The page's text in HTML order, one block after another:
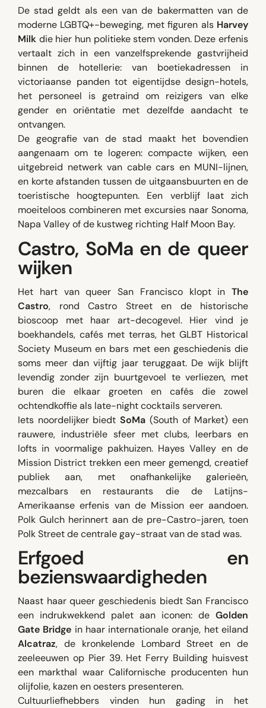
De stad geldt als een van de bakermatten van de
moderne LGBTQ+-beweging, met figuren als Harvey
Milk die hier hun politieke stem vonden. Deze erfenis
vertaalt zich in een vanzelfsprekende gastvrijheid
binnen de hotellerie: van boetiekadressen in
victoriaanse panden tot eigentijdse design-hotels,
het personeel is getraind om reizigers van elke
gender en oriëntatie met dezelfde aandacht te
ontvangen.
De geografie van de stad maakt het bovendien
aangenaam om te logeren: compacte wijken, een
uitgebreid netwerk van cable cars en MUNI-lijnen,
en korte afstanden tussen de uitgaansbuurten en de
toeristische hoogtepunten. Een verblijf laat zich
moeiteloos combineren met excursies naar Sonoma,
Napa Valley of de kustweg richting Half Moon Bay.
Castro, SoMa en de queer
wijken
Het hart van queer San Francisco klopt in The
Castro, rond Castro Street en de historische
bioscoop met haar art-decogevel. Hier vind je
boekhandels, cafés met terras, het GLBT Historical
Society Museum en bars met een geschiedenis die
soms meer dan vijftig jaar teruggaat. De wijk blijft
levendig zonder zijn buurtgevoel te verliezen, met
buren die elkaar groeten en cafés die zowel
ochtendkoffie als late-night cocktails serveren.
Iets noordelijker biedtSoMa (South of Market) een
rauwere, industriële sfeer met clubs, leerbars en
lofts in voormalige pakhuizen. Hayes Valley en de
Mission District trekken een meer gemengd, creatief
publiek aan, met onafhankelijke galerieën,
mezcalbars en restaurants die de Latijns-
Amerikaanse erfenis van de Mission eer aandoen.
Polk Gulch herinnert aan de pre-Castro-jaren, toen
Polk Street de centrale gay-straat van de stad was.
Erfgoed en
bezienswaardigheden
Naast haar queer geschiedenis biedt San Francisco
een indrukwekkend palet aan iconen: de Golden
Gate Bridge in haar internationale oranje, het eiland
Alcatraz, de kronkelende Lombard Street en de
zeeleeuwen op Pier 39. Het Ferry Building huisvest
een markthal waar Californische producenten hun
olijfolie, kazen en oesters presenteren.
Cultuurliefhebbers vinden hun gading in het